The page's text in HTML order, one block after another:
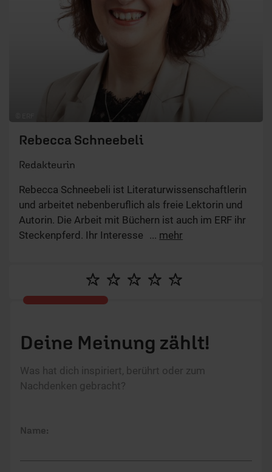
Rebecca Schneebeli
Redakteurin
Rebecca Schneebeli ist Literaturwissenschaftlerin
und arbeitet nebenberuflich als freie Lektorin und
Autorin. Die Arbeit mit Büchern ist auch im ERF ihr
Steckenpferd. Ihr Interesse gilt hier vor allem dem
Lebensthemen möchte sie Menschen ermutigen.
... mehr
Deine Meinung zählt!
Was hat dich inspiriert, berührt oder zum
Nachdenken gebracht?
Name: